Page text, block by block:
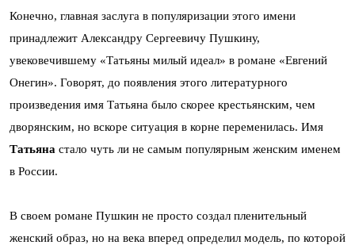
Конечно, главная заслуга в популяризации этого имени
принадлежит Александру Сергеевичу Пушкину,
увековечившему «Татьяны милый идеал» в романе «Евгений
Онегин». Говорят, до появления этого литературного
произведения имя Татьяна было скорее крестьянским, чем
дворянским, но вскоре ситуация в корне переменилась. Имя
Татьяна стало чуть ли не самым популярным женским именем
в России.
В своем романе Пушкин не просто создал пленительный
женский образ, но на века вперед определил модель, по которой